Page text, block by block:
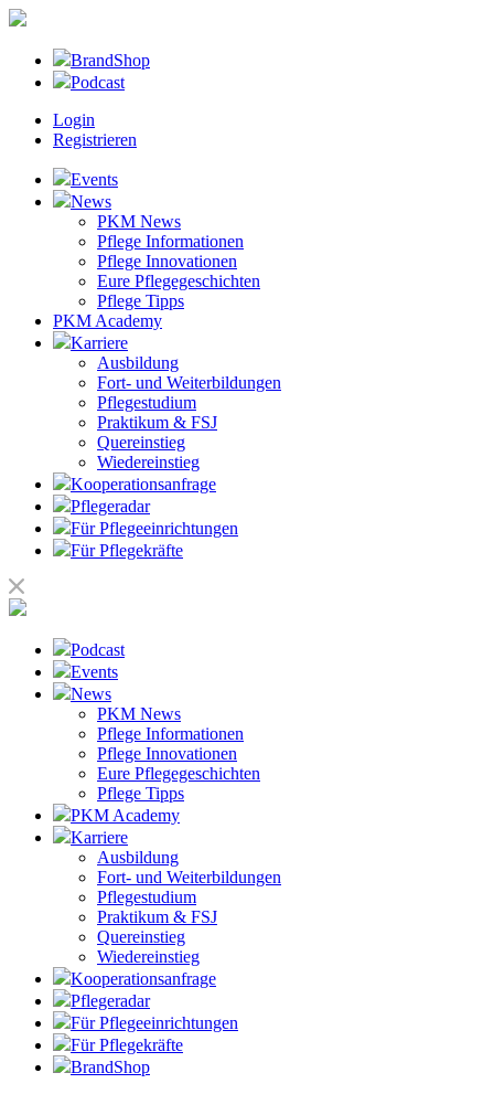
BrandShop
Podcast
Login
Registrieren
Events
News
PKM News
Pflege Informationen
Pflege Innovationen
Eure Pflegegeschichten
Pflege Tipps
PKM Academy
Karriere
Ausbildung
Fort- und Weiterbildungen
Pflegestudium
Praktikum & FSJ
Quereinstieg
Wiedereinstieg
Kooperationsanfrage
Pflegeradar
Für Pflegeeinrichtungen
Für Pflegekräfte
Podcast
Events
News
PKM News
Pflege Informationen
Pflege Innovationen
Eure Pflegegeschichten
Pflege Tipps
PKM Academy
Karriere
Ausbildung
Fort- und Weiterbildungen
Pflegestudium
Praktikum & FSJ
Quereinstieg
Wiedereinstieg
Kooperationsanfrage
Pflegeradar
Für Pflegeeinrichtungen
Für Pflegekräfte
BrandShop